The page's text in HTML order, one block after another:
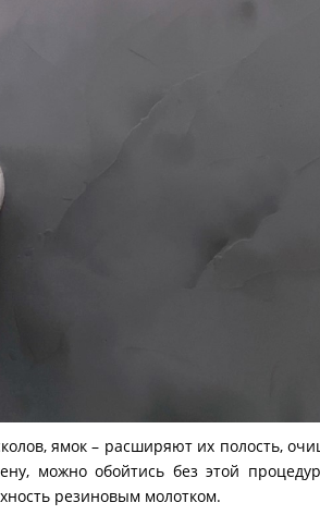
ямок – расширяют их полость,
можно обойтись без этой
резиновым молотком.